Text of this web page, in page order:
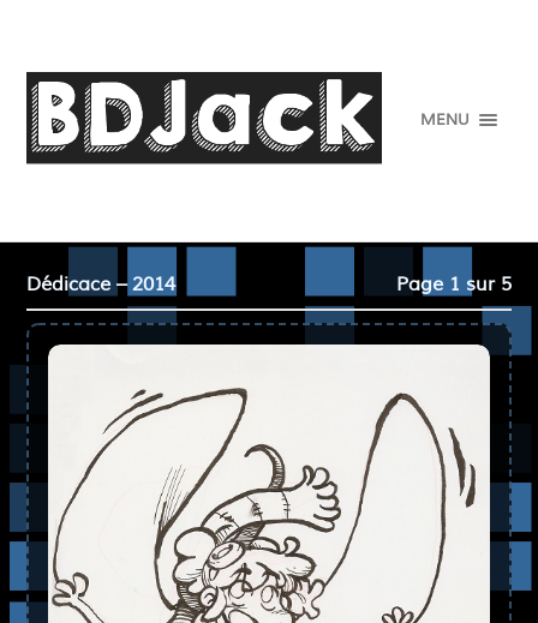
MENU
Dédicace – 2014 Page 1 sur 5